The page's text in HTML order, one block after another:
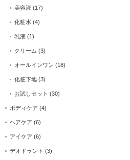
美容液 (17)
化粧水 (4)
乳液 (1)
クリーム (3)
オールインワン (18)
化粧下地 (3)
お試しセット (30)
ボディケア (4)
ヘアケア (6)
アイケア (6)
デオドラント (3)